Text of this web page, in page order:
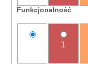
Funkcjonalność
1